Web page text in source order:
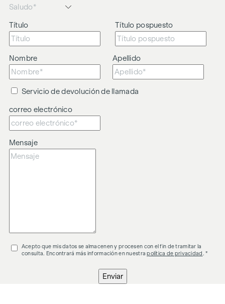
Título Título pospuesto
Nombre Apellido
Servicio de devolución de llamada
correo electrónico
Mensaje
Acepto que mis datos se almacenen y procesen con el fin de tramitar la
consulta. Encontrará más información en nuestrapolítica de privacidad . *
Enviar